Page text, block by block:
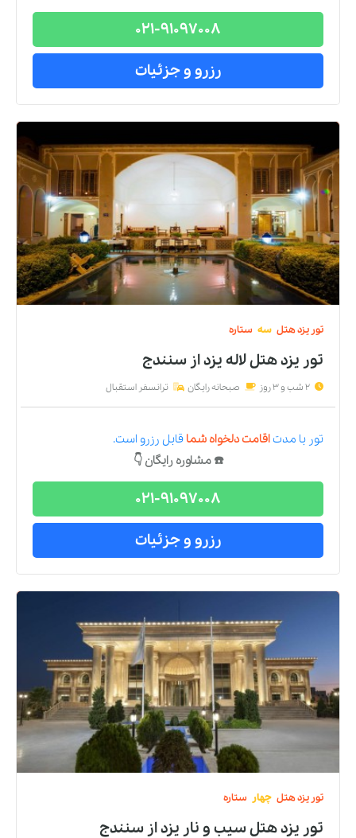
021-91097008
رزرو و جزئیات
تور یزدهتل سه ستاره
تور یزد هتل لاله يزداز سنندج
2 شب و 3 روز صبحانه رایگان ترانسفر استقبال
تور با مدتاقامت دلخواه شما قابل رزرو است.
☎️ مشاوره رایگان 👇
021-91097008
رزرو و جزئیات
تور یزدهتل چهار ستاره
تور یزد هتل سیب و نار يزداز سنندج